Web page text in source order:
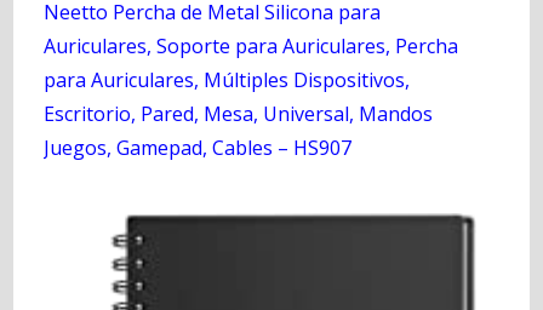
Neetto Percha de Metal Silicona para
Auriculares, Soporte para Auriculares, Percha
para Auriculares, Múltiples Dispositivos,
Escritorio, Pared, Mesa, Universal, Mandos
Juegos, Gamepad, Cables – HS907